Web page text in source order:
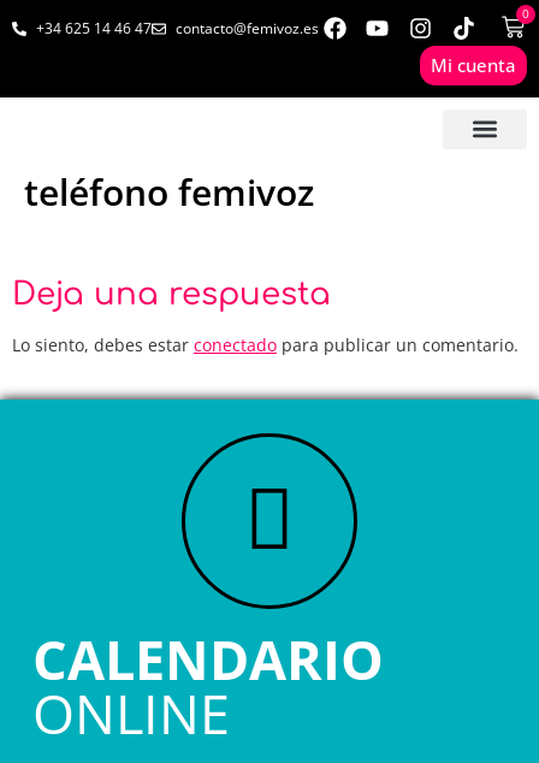
+34 625 14 46 47 contacto@femivoz.es
0
Mi cuenta
teléfono femivoz
Deja una respuesta
Lo siento, debes estar conectado para publicar un comentario.
CALENDARIO
ONLINE